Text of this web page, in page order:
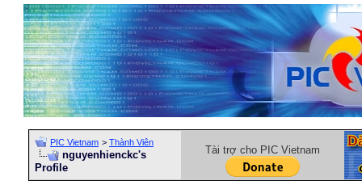
PIC Vietnam > Thành Viên
nguyenhienckc's
Profile
Tài trợ cho PIC Vietnam